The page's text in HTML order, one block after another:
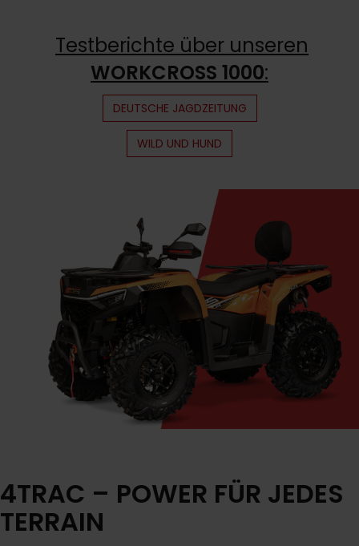
Testberichte über unseren
WORKCROSS 1000:
DEUTSCHE JAGDZEITUNG
WILD UND HUND
4TRAC – POWER FÜR JEDES
TERRAIN